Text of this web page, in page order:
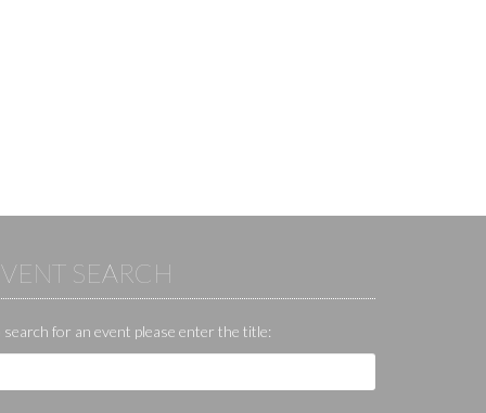
SEARCH
search for an event please enter the title: